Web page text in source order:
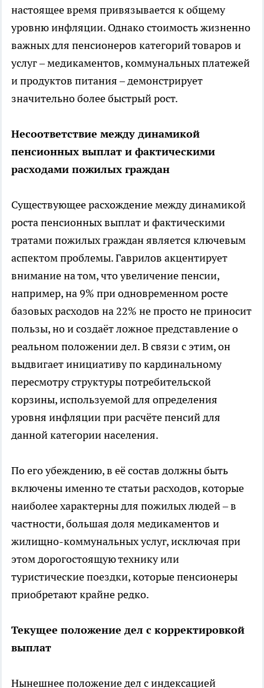
настоящее время привязывается к общему
уровню инфляции. Однако стоимость жизненно
важных для пенсионеров категорий товаров и
услуг – медикаментов, коммунальных платежей
и продуктов питания – демонстрирует
значительно более быстрый рост.
Несоответствие между динамикой
пенсионных выплат и фактическими
расходами пожилых граждан
Существующее расхождение между динамикой
роста пенсионных выплат и фактическими
тратами пожилых граждан является ключевым
аспектом проблемы. Гаврилов акцентирует
внимание на том, что увеличение пенсии,
например, на 9% при одновременном росте
базовых расходов на 22% не просто не приносит
пользы, но и создаёт ложное представление о
реальном положении дел. В связи с этим, он
выдвигает инициативу по кардинальному
пересмотру структуры потребительской
корзины, используемой для определения
уровня инфляции при расчёте пенсий для
данной категории населения.
По его убеждению, в её состав должны быть
включены именно те статьи расходов, которые
наиболее характерны для пожилых людей – в
частности, большая доля медикаментов и
жилищно-коммунальных услуг, исключая при
этом дорогостоящую технику или
туристические поездки, которые пенсионеры
приобретают крайне редко.
Текущее положение дел с корректировкой
выплат
Нынешнее положение дел с индексацией